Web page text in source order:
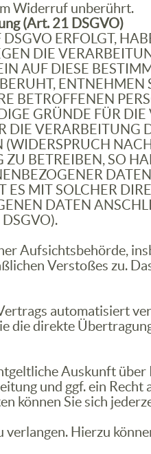
Widerruf unberührt.
(Art. 21 DSGVO)
ERFOLGT,
DIE
AUF DIESE
ENTNEHMEN
BETROFFENEN
GRÜNDE FÜR
DIE VERARBEITUNG
BETREIBEN, SO
ES MIT SOLCHER
DATEN
Aufsichtsbehörde,
Verstoßes zu.
automatisiert
die direkte
Auskunft
und ggf. ein Recht
können Sie sich
Hierzu